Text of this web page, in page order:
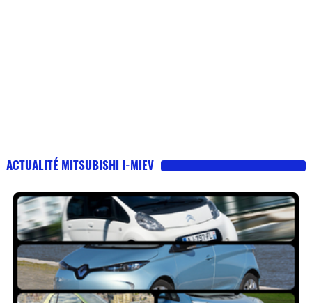
ACTUALITÉ MITSUBISHI I-MIEV